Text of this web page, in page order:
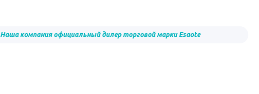
Наша компания официальный дилер торговой марки Esaote